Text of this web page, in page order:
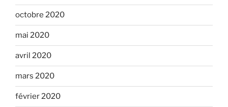
octobre 2020
mai 2020
avril 2020
mars 2020
février 2020